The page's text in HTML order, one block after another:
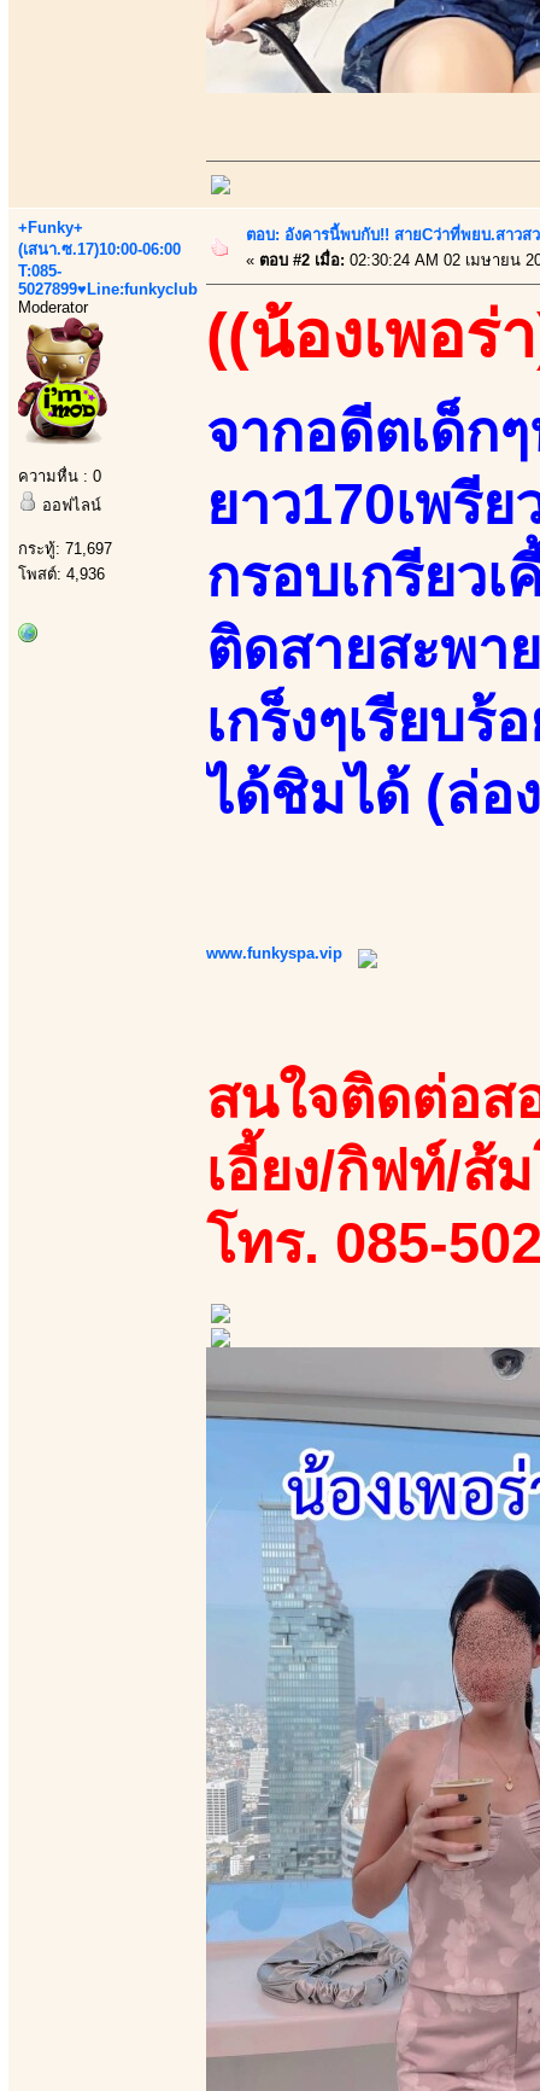
+Funky+
(เสนา.ซ.17)10:00-06:00
T:085-
5027899♥Line:funkyclub
Moderator
ความหื่น : 0
ออฟไลน์
กระทู้: 71,697
โพสต์: 4,936
ตอบ: อังคารนี้พบกับ!! สายCว่าที่พยบ.สาวส
« ตอบ #2 เมื่อ: 02:30:24 AM 02 เมษายน
((น้องเพอร่
จากอดีตเด็ก
ยาว170เพรี
กรอบเกรียว
ติดสายสะพา
เกร็งๆเรียบ
ได้ชิมได้ (ล่อ
www.funkyspa.vip
สนใจติดต่อส
เอี้ยง/กิฟท์/ส้
โทร. 085-